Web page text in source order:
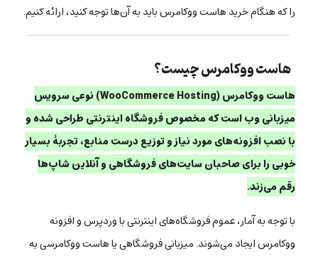
را که هنگام خرید هاست ووکامرس باید به آن‌ها توجه کنید، ارائه کنیم.
هاست ووکامرس چیست؟
هاست ووکامرس (WooCommerce Hosting) نوعی سرویس
میزبانی وب است که مخصوص فروشگاه اینترنتی طراحی شده و
با نصب افزونه‌های مورد نیاز و توزیع درست منابع، تجربۀ بسیار
خوبی را برای صاحبان سایت‌های فروشگاهی و آنلاین شاپ‌ها
رقم می‌زند.
با توجه به آمار، عموم فروشگاه‌های اینترنتی با وردپرس و افزونه
ووکامرس ایجاد می‌شوند. میزبانی فروشگاهی یا هاست ووکامرسی به